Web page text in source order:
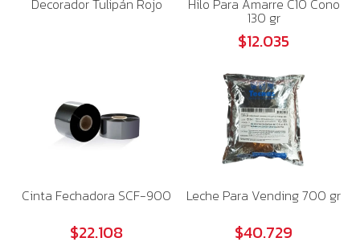
Decorador Tulipán Rojo Hilo Para Amarre C10 Cono
130 gr
$12.035
Cinta Fechadora SCF-900
$22.108
Leche Para Vending 700 gr
$40.729